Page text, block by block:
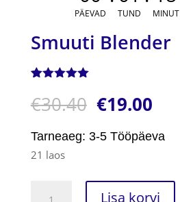
PÄEVAD TUND MINUT
Smuuti Blender
5.00/5
kliendi
põhjal
€30.40 €19.00
Tarneaeg: 3-5 Tööpäeva
21 laos
Lisa korvi